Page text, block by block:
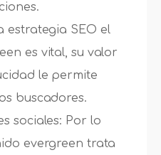
estrategia SEO el
es vital, su valor
le permite
buscadores.
sociales: Por lo
evergreen trata